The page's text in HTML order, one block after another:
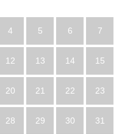
4 5 6 7
12 13 14 15
20 21 22 23
28 29 30 31